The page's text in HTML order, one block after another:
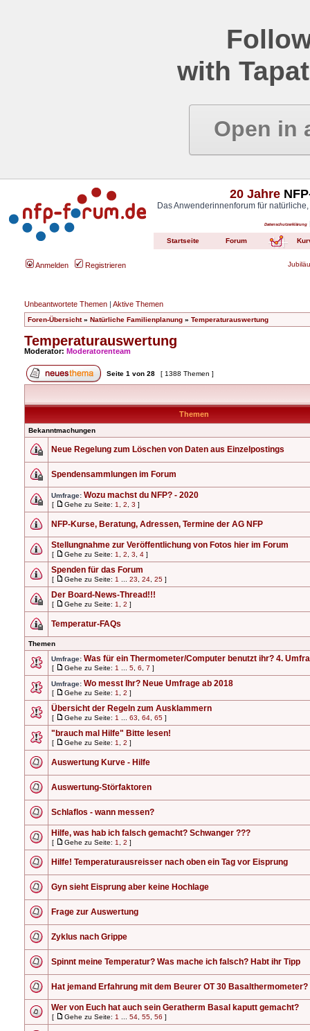
with
Open in
20 Jahre
Das Anwenderinnenforum für
Datenschutzerklärung
Startseite Forum
Anmelden Registrieren
Unbeantwortete Themen | Aktive Themen
Foren-Übersicht» Natürliche Familienplanung » Temperaturauswertung
Temperaturauswertung
Moderator: Moderatorenteam
Seite 1 von 28 [ 1388 Themen ]
Themen
Bekanntmachungen
Neue Regelung zum Löschen von Daten aus Einzelpostings
Spendensammlungen im Forum
Umfrage: Wozu machst du NFP? - 2020
[ Gehe zu Seite: 1 2 3 ]
NFP-Kurse, Beratung, Adressen, Termine der AG NFP
Stellungnahme zur Veröffentlichung von Fotos hier im Forum
[ Gehe zu Seite: 1 2 3 4 ]
Spenden für das Forum
[ Gehe zu Seite: 1 23 24 25 ]
Der Board-News-Thread!!!
[ Gehe zu Seite: 1 2 ]
Temperatur-FAQs
Themen
Umfrage: Was für ein Thermometer/Computer benutzt ihr? 4.
[ Gehe zu Seite: 1 5 6 7 ]
Umfrage: Wo messt Ihr? Neue Umfrage ab 2018
[ Gehe zu Seite: 1 2 ]
Übersicht der Regeln zum Ausklammern
[ Gehe zu Seite: 1 63 64 65 ]
"brauch mal Hilfe" Bitte lesen!
[ Gehe zu Seite: 1 2 ]
Auswertung Kurve - Hilfe
Auswertung-Störfaktoren
Schlaflos - wann messen?
Hilfe, was hab ich falsch gemacht? Schwanger ???
[ Gehe zu Seite: 1 2 ]
Hilfe! Temperaturausreisser nach oben ein Tag vor Eisprung
Gyn sieht Eisprung aber keine Hochlage
Frage zur Auswertung
Zyklus nach Grippe
Spinnt meine Temperatur? Was mache ich falsch? Habt ihr Tipp
Hat jemand Erfahrung mit dem Beurer OT 30 Basalthermometer?
Wer von Euch hat auch sein Geratherm Basal kaputt gemacht?
[ Gehe zu Seite: 1 54 55 56 ]